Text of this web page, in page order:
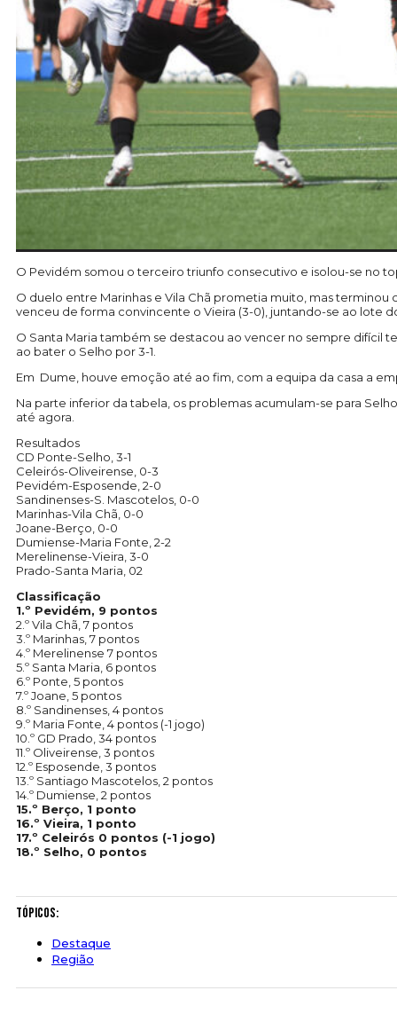
O Pevidém somou o terceiro triunfo consecutivo e isolou-se no
O duelo entre Marinhas e Vila Chã prometia muito, mas
venceu de forma convincente o Vieira (3-0), juntando-se ao lote
O Santa Maria também se destacou ao vencer no sempre difícil
ao bater o Selho por 3-1.
Em Dume, houve emoção até ao fim, com a equipa da casa a
Na parte inferior da tabela, os problemas acumulam-se para
até agora.
Resultados
CD Ponte-Selho, 3-1
Celeirós-Oliveirense, 0-3
Pevidém-Esposende, 2-0
Sandinenses-S. Mascotelos, 0-0
Marinhas-Vila Chã, 0-0
Joane-Berço, 0-0
Dumiense-Maria Fonte, 2-2
Merelinense-Vieira, 3-0
Prado-Santa Maria, 02
Classificação
1.º Pevidém, 9 pontos
2.º Vila Chã, 7 pontos
3.º Marinhas, 7 pontos
4.º Merelinense 7 pontos
5.º Santa Maria, 6 pontos
6.º Ponte, 5 pontos
7.º Joane, 5 pontos
8.º Sandinenses, 4 pontos
9.º Maria Fonte, 4 pontos (-1 jogo)
10.º GD Prado, 34 pontos
11.º Oliveirense, 3 pontos
12.º Esposende, 3 pontos
13.º Santiago Mascotelos, 2 pontos
14.º Dumiense, 2 pontos
15.º Berço, 1 ponto
16.º Vieira, 1 ponto
17.º Celeirós 0 pontos (-1 jogo)
18.º Selho, 0 pontos
Tópicos:
Destaque
Região